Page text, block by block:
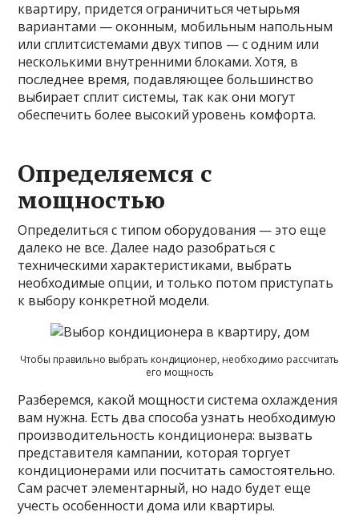
квартиру, придется ограничиться четырьмя
вариантами — оконным, мобильным напольным
или сплитсистемами двух типов — с одним или
несколькими внутренними блоками. Хотя, в
последнее время, подавляющее большинство
выбирает сплит системы, так как они могут
обеспечить более высокий уровень комфорта.
Определяемся с
мощностью
Определиться с типом оборудования — это еще
далеко не все. Далее надо разобраться с
техническими характеристиками, выбрать
необходимые опции, и только потом приступать
к выбору конкретной модели.
Чтобы правильно выбрать кондиционер, необходимо рассчитать
его мощность
Разберемся, какой мощности система охлаждения
вам нужна. Есть два способа узнать необходимую
производительность кондиционера: вызвать
представителя кампании, которая торгует
кондиционерами или посчитать самостоятельно.
Сам расчет элементарный, но надо будет еще
учесть особенности дома или квартиры.